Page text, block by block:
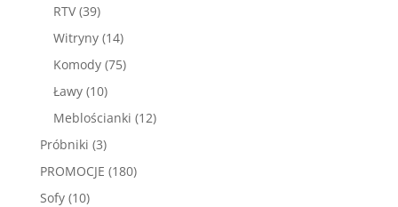
RTV 3939
produktów
Witryny 1414
produktów
Komody 7575
Ławy 1010
produktów
Meblościanki 1212
Próbniki 33
produkty
PROMOCJE 180180
Sofy 1010